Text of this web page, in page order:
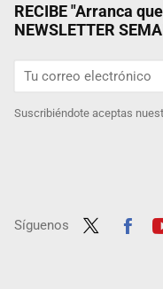
RECIBE "Arranca
NEWSLETTER
Suscribiéndote aceptas
Síguenos